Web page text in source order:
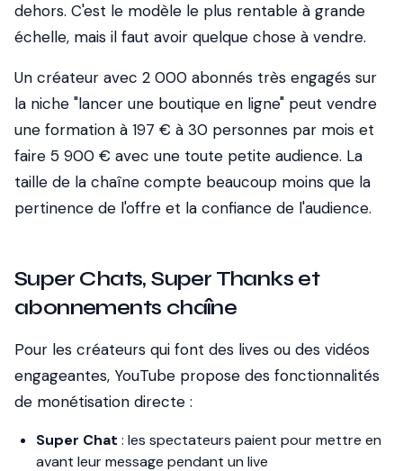
dehors. C'est le modèle le plus rentable à grande
échelle, mais il faut avoir quelque chose à vendre.
Un créateur avec 2 000 abonnés très engagés sur
la niche "lancer une boutique en ligne" peut vendre
une formation à 197 € à 30 personnes par mois et
faire 5 900 € avec une toute petite audience. La
taille de la chaîne compte beaucoup moins que la
pertinence de l'offre et la confiance de l'audience.
Super Chats, Super Thanks et
abonnements chaîne
Pour les créateurs qui font des lives ou des vidéos
engageantes, YouTube propose des fonctionnalités
de monétisation directe :
Super Chat : les spectateurs paient pour mettre en
avant leur message pendant un live